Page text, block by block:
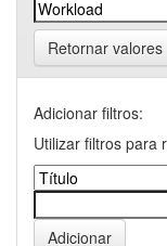
Retornar valores
Adicionar filtros:
Utilizar filtros para